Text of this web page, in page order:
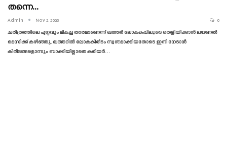
തന്നെ…
Admin Nov 2, 2023 0
ചരിത്രത്തിലെ ഏറ്റവും മികച്ച താരമാണെന്ന് ഖത്തർ ലോകകപ്പിലൂടെ തെളിയിക്കാൻ ലയണൽ
മെസിക്ക് കഴിഞ്ഞു. ഖത്തറിൽ ലോകകിരീടം സ്വന്തമാക്കിയതോടെ ഇനി നേടാൻ
കിരീടങ്ങളൊന്നും ബാക്കിയില്ലാതെ കരിയർ…